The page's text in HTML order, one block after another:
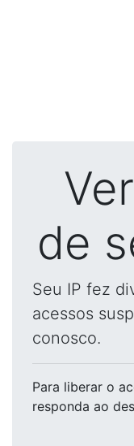
de
Seu IP fez
acessos
conosco.
Para liberar o
responda ao